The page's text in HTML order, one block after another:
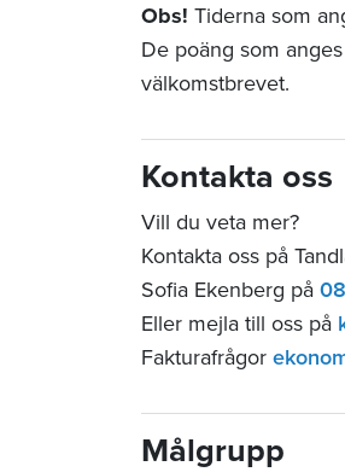
Obs! Tiderna som
De poäng som
välkomstbrevet.
Kontakta oss
Vill du veta mer?
Kontakta oss på
Sofia Ekenberg på
Eller mejla till oss på
Fakturafrågor
Målgrupp